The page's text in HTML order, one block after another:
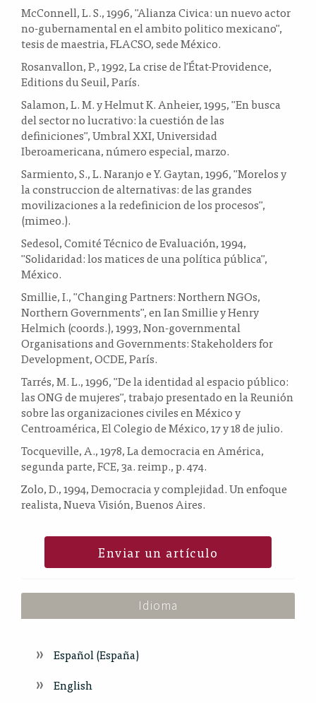
McConnell, L. S., 1996, "Alianza Civica: un nuevo actor
no-gubernamental en el ambito politico mexicano",
tesis de maestria, FLACSO, sede México.
Rosanvallon, P., 1992, La crise de l'État-Providence,
Editions du Seuil, París.
Salamon, L. M. y Helmut K. Anheier, 1995, "En busca
del sector no lucrativo: la cuestión de las
definiciones", Umbral XXI, Universidad
Iberoamericana, número especial, marzo.
Sarmiento, S., L. Naranjo e Y. Gaytan, 1996, "Morelos y
la construccion de alternativas: de las grandes
movilizaciones a la redefinicion de los procesos",
(mimeo.).
Sedesol, Comité Técnico de Evaluación, 1994,
"Solidaridad: los matices de una política pública",
México.
Smillie, I., "Changing Partners: Northern NGOs,
Northern Governments", en Ian Smillie y Henry
Helmich (coords.), 1993, Non-governmental
Organisations and Governments: Stakeholders for
Development, OCDE, París.
Tarrés, M. L., 1996, "De la identidad al espacio público:
las ONG de mujeres", trabajo presentado en la Reunión
sobre las organizaciones civiles en México y
Centroamérica, El Colegio de México, 17 y 18 de julio.
Tocqueville, A., 1978, La democracia en América,
segunda parte, FCE, 3a. reimp., p. 474.
Zolo, D., 1994, Democracia y complejidad. Un enfoque
realista, Nueva Visión, Buenos Aires.
Enviar un artículo
Idioma
Español (España)
English